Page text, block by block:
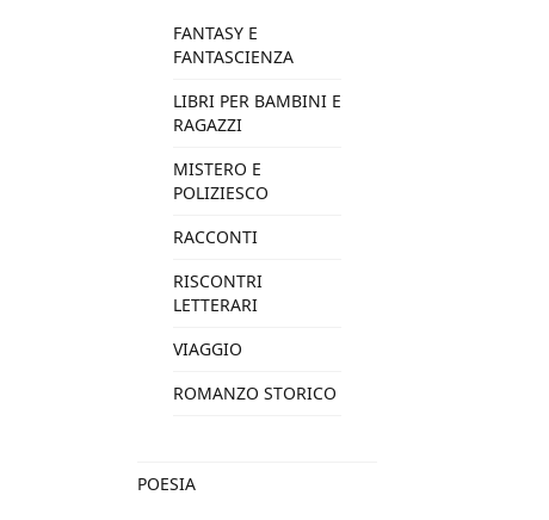
FANTASY E
FANTASCIENZA
LIBRI PER BAMBINI E
RAGAZZI
MISTERO E
POLIZIESCO
RACCONTI
RISCONTRI
LETTERARI
VIAGGIO
ROMANZO STORICO
POESIA